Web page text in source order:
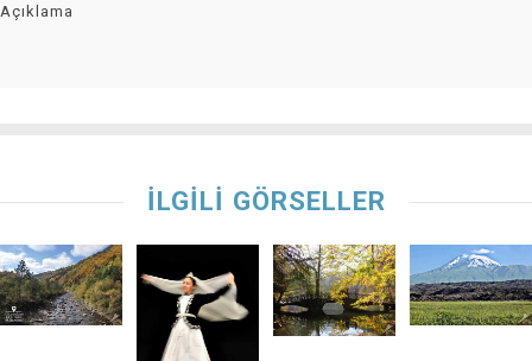
Açıklama
İLGİLİ GÖRSELLER